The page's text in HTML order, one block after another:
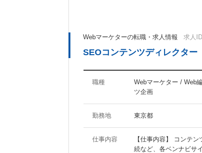
Webマーケターの転職・求人情報 求人
SEOコンテンツディレクター
職種
Webマーケター / Web
ツ企画
勤務地 東京都
仕事内容
【仕事内容】 コンテ
続など、各ベンナビサ